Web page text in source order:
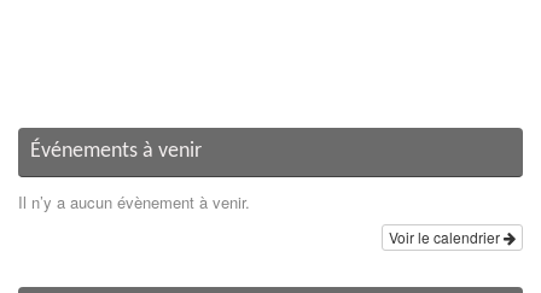
Événements à venir
Il n’y a aucun évènement à venir.
Voir le calendrier